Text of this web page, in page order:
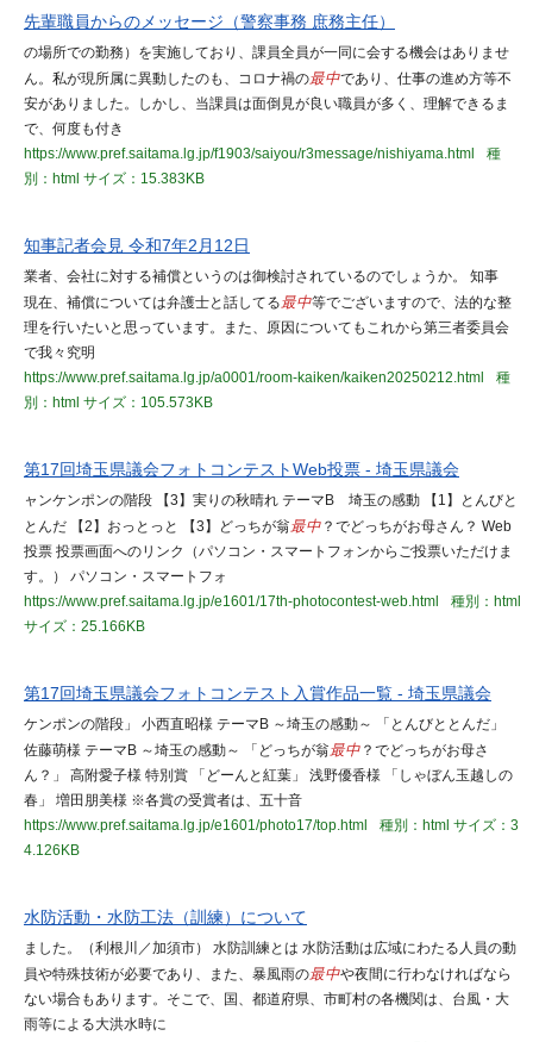
先輩職員からのメッセージ（警察事務 庶務主任）
の場所での勤務）を実施しており、課員全員が一同に会する機会はありませ
ん。私が現所属に異動したのも、コロナ禍の最中であり、仕事の進め方等不
安がありました。しかし、当課員は面倒見が良い職員が多く、理解できるま
で、何度も付き
https://www.pref.saitama.lg.jp/f1903/saiyou/r3message/nishiyama.html
種
別：html サイズ：15.383KB
知事記者会見 令和7年2月12日
業者、会社に対する補償というのは御検討されているのでしょうか。 知事
現在、補償については弁護士と話してる最中等でございますので、法的な整
理を行いたいと思っています。また、原因についてもこれから第三者委員会
で我々究明
https://www.pref.saitama.lg.jp/a0001/room-kaiken/kaiken20250212.html
種
別：html サイズ：105.573KB
第17回埼玉県議会フォトコンテストWeb投票 - 埼玉県議会
ャンケンポンの階段 【3】実りの秋晴れ テーマB 埼玉の感動 【1】とんびと
とんだ 【2】おっとっと 【3】どっちが翁最中 ？でどっちがお母さん？ Web
投票 投票画面へのリンク（パソコン・スマートフォンからご投票いただけま
す。） パソコン・スマートフォ
https://www.pref.saitama.lg.jp/e1601/17th-photocontest-web.html
種別：html
サイズ：25.166KB
第17回埼玉県議会フォトコンテスト入賞作品一覧 - 埼玉県議会
ケンポンの階段」 小西直昭様 テーマB ～埼玉の感動～ 「とんびととんだ」
佐藤萌様 テーマB ～埼玉の感動～ 「どっちが翁最中 ？でどっちがお母さ
ん？」 高附愛子様 特別賞 「どーんと紅葉」 浅野優香様 「しゃぼん玉越しの
春」 増田朋美様 ※各賞の受賞者は、五十音
https://www.pref.saitama.lg.jp/e1601/photo17/top.html
種別：html サイズ：3
4.126KB
水防活動・水防工法（訓練）について
ました。（利根川／加須市） 水防訓練とは 水防活動は広域にわたる人員の動
員や特殊技術が必要であり、また、暴風雨の最中や夜間に行わなければなら
ない場合もあります。そこで、国、都道府県、市町村の各機関は、台風・大
雨等による大洪水時に